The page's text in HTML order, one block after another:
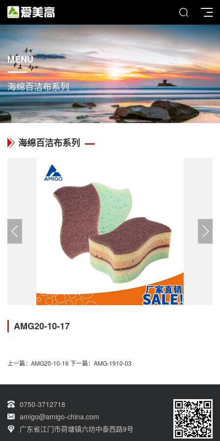
MENU
海绵百洁布系列
海绵百洁布系列
AMG20-10-17
上一篇：AMG20-10-16 下一篇：AMG-1910-03
0750-3712718
amigo@amigo-china.com
广东省江门市荷塘镇六坊中泰西路9号